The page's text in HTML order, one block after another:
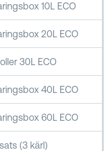
10L ECO
20L ECO
30L ECO
40L ECO
60L ECO
(3 kärl)